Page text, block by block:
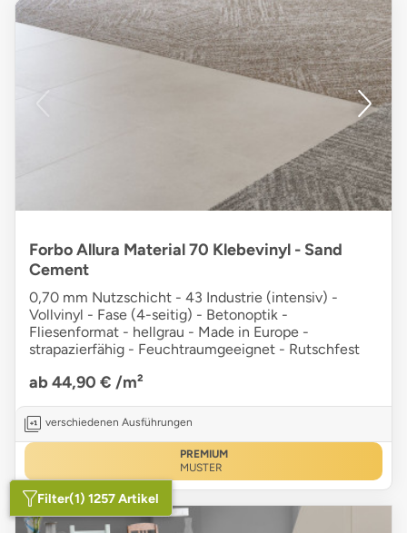
Forbo Allura Material 70 Klebevinyl - Sand
Cement
0,70 mm Nutzschicht - 43 Industrie (intensiv) -
Vollvinyl - Fase (4-seitig) - Betonoptik -
Fliesenformat - hellgrau - Made in Europe -
strapazierfähig - Feuchtraumgeeignet - Rutschfest
ab 44,90 € /m²
verschiedenen Ausführungen
PREMIUM
MUSTER
Filter(1) 1257 Artikel